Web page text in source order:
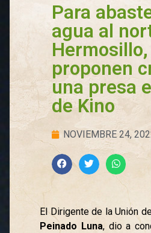
Para
agua al
Hermosillo,
proponen
una presa
de Kino
NOVIEMBRE 24,
El Dirigente de la Unión
Peinado Luna, dio a